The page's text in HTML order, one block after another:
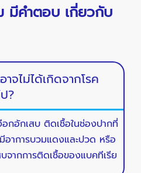
มีคำตอบ เกี่ยวกับ
จไม่ได้เกิดจากโรค
?
อกอักเสบ ติดเชื้อในช่องปากที่
อาการบวมแดงและปวด หรือ
จากการติดเชื้อของแบคทีเรีย